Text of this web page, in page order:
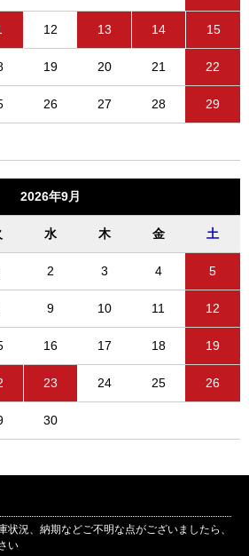
12 13 14 15
19 20 21 22
26 27 28 29
2026年9月
水 木 金 土
2 3 4 5
9 10 11 12
16 17 18 19
23 24 25 26
30
状況、納期などご不明な点がございましたら、
い